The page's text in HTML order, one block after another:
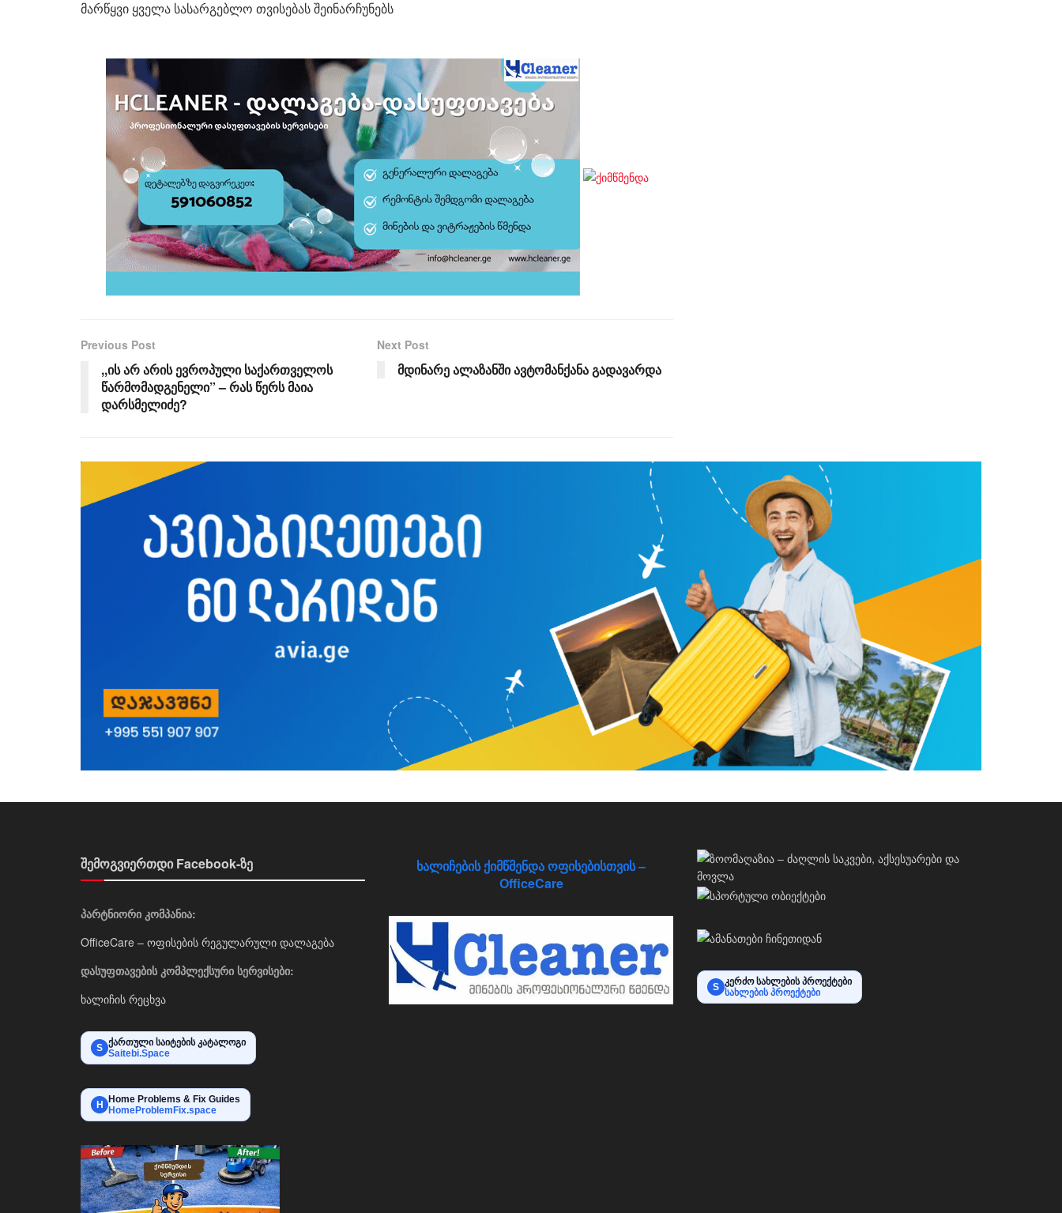
მარწყვი ყველა სასარგებლო თვისებას შეინარჩუნებს
Previous Post
,,ის არ არის ევროპული საქართველოს
წარმომადგენელი” – რას წერს მაია
დარსმელიძე?
Next Post
მდინარე ალაზანში ავტომანქანა გადავარდა
შემოგვიერთდი Facebook-ზე
პარტნიორი კომპანია:
OfficeCare – ოფისების რეგულარული დალაგება
დასუფთავების კომპლექსური სერვისები:
ხალიჩის რეცხვა
S ქართული საიტების კატალოგი
Saitebi.Space
H
Home Problems & Fix Guides
HomeProblemFix.space
ხალიჩების ქიმწმენდა ოფისებისთვის –
OfficeCare
S კერძო სახლების პროექტები
სახლების პროექტები